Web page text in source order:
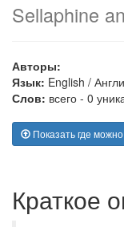
Sellaphine
Авторы:
Язык: English /
Слов: всего - 0
Показать где
Краткое